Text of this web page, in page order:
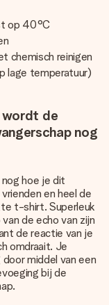
op 40°C
chemisch reinigen
lage temperatuur)
de
nog
hoe je dit
en heel de
t-shirt. Superleuk
de echo van zijn
de reactie van je
omdraait. Je
middel van een
bij de